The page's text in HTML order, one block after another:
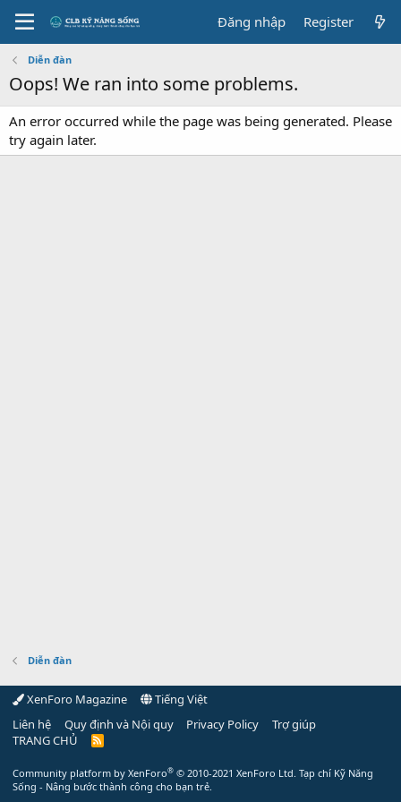
Đăng nhập Register
Diễn đàn
Oops! We ran into some problems.
An error occurred while the page was being generated. Please
try again later.
Diễn đàn
XenForo Magazine
Tiếng Việt
Liên hệ
Quy định và Nội quy Privacy Policy
Trợ giúp
TRANG CHỦ
R
Community platform by XenForo® © 2010-2021 XenForo Ltd. Tạp chí Kỹ Năng
Sống - Nâng bước thành công cho bạn trẻ.